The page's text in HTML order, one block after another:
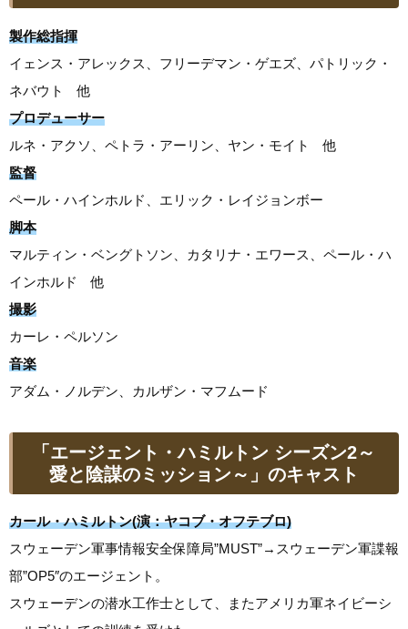
製作総指揮
イェンス・アレックス、フリーデマン・ゲエズ、パトリック・
ネバウト 他
プロデューサー
ルネ・アクソ、ペトラ・アーリン、ヤン・モイト 他
監督
ペール・ハインホルド、エリック・レイジョンボー
脚本
マルティン・ベングトソン、カタリナ・エワース、ペール・ハ
インホルド 他
撮影
カーレ・ペルソン
音楽
アダム・ノルデン、カルザン・マフムード
「エージェント・ハミルトン シーズン2～
愛と陰謀のミッション～」のキャスト
カール・ハミルトン(演：ヤコブ・オフテブロ)
スウェーデン軍事情報安全保障局”MUST”→スウェーデン軍諜報
部”OP5″のエージェント。
スウェーデンの潜水工作士として、またアメリカ軍ネイビーシ